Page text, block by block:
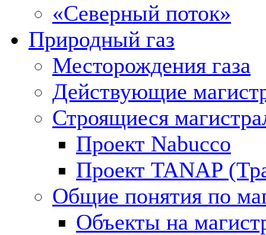
«Северный поток»
Природный газ
Месторождения газа
Действующие
Строящиеся
Проект Nabucco
Проект TANAP
Общие понятия по
Объекты на